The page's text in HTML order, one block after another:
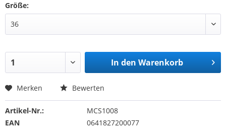
Größe:
In den Warenkorb
Merken Bewerten
Artikel-Nr.:
MCS1008
EAN
0641827200077